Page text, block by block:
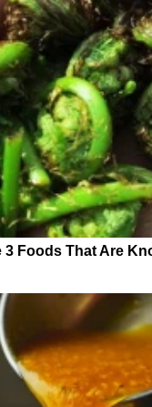
3 Foods That Are